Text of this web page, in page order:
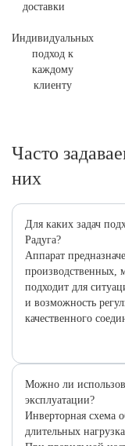
доставки
Индивидуальных
подход к
каждому
клиенту
Часто
них
Для каких задач
Радуга?
Аппарат
производственных,
подходит для
и возможность
качественного
Можно ли
эксплуатации?
Инверторная схема
длительных